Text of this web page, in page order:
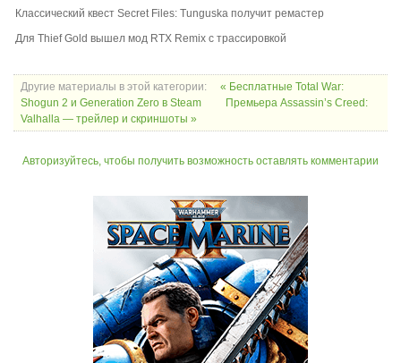
Классический квест Secret Files: Tunguska получит ремастер
Для Thief Gold вышел мод RTX Remix с трассировкой
Другие материалы в этой категории:
« Бесплатные Total War:
Shogun 2 и Generation Zero в Steam
Премьера Assassin’s Creed:
Valhalla — трейлер и скриншоты »
Авторизуйтесь, чтобы получить возможность оставлять комментарии